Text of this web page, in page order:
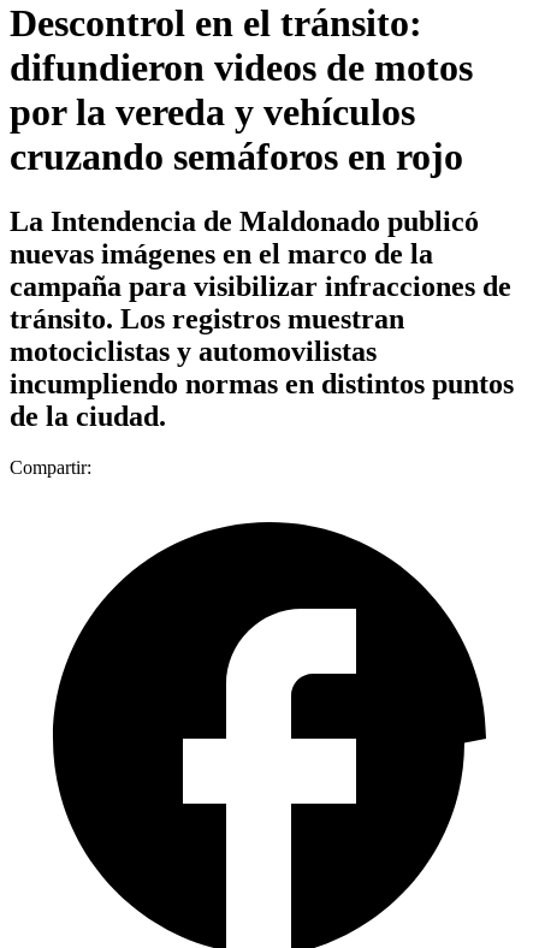
Descontrol en el tránsito:
difundieron videos de motos
por la vereda y vehículos
cruzando semáforos en rojo
La Intendencia de Maldonado publicó
nuevas imágenes en el marco de la
campaña para visibilizar infracciones de
tránsito. Los registros muestran
motociclistas y automovilistas
incumpliendo normas en distintos puntos
de la ciudad.
Compartir: